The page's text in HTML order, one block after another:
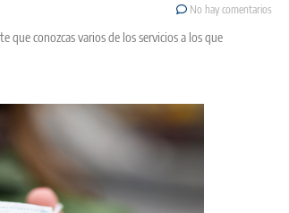
No hay comentarios
que conozcas varios de los servicios a los que